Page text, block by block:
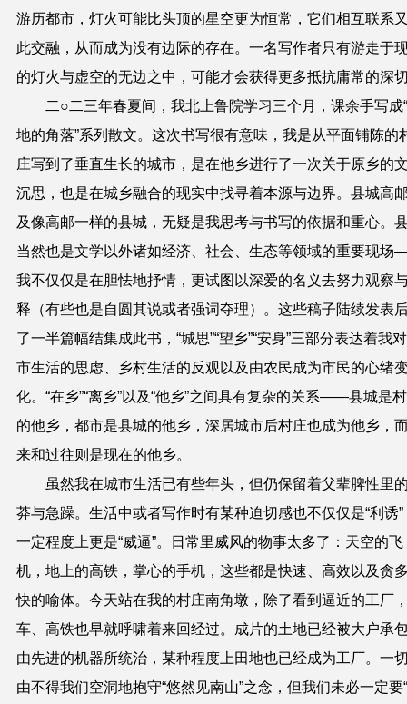
游历都市，灯火可能比头顶的星空更为恒常，它们相互联系
此交融，从而成为没有边际的存在。 一名写作者只有游走于
的灯火与虚空的无边之中，可能才会获得更多抵抗庸常的深
二○二三年春夏间，我北上鲁院学习三个月，课余手写成
地的角落”系列散文。 这次书写很有意味，我是从平面铺陈的
庄写到了垂直生长的城市，是在他乡进行了一次关于原乡的
沉思，也是在城乡融合的现实中找寻着本源与边界。 县城高
及像高邮一样的县城，无疑是我思考与书写的依据和重心。
当然也是文学以外诸如经济、社会、生态等领域的重要现
我不仅仅是在胆怯地抒情，更试图以深爱的名义去努力观察
释（有些也是自圆其说或者强词夺理）。 这些稿子陆续发表
了一半篇幅结集成此书，“城思”“望乡”“安身”三部分表达着我
市生活的思虑、乡村生活的反观以及由农民成为市民的心绪
化。“在乡”“离乡”以及“他乡”之间具有复杂的关系——县城是
的他乡，都市是县城的他乡，深居城市后村庄也成为他乡，
来和过往则是现在的他乡。
虽然我在城市生活已有些年头，但仍保留着父辈脾性里
莽与急躁。生活中或者写作时有某种迫切感也不仅仅是“利诱”
一定程度上更是“威逼”。
日常里威风的物事太多了：天空的飞
机，地上的高铁，掌心的手机，这些都是快速、高效以及贪
快的喻体。今天站在我的村庄南角墩，除了看到逼近的工厂
车、高铁也早就呼啸着来回经过。成片的土地已经被大户承
由先进的机器所统治，某种程度上田地也已经成为工厂。 一
由不得我们空洞地抱守“悠然见南山”之念，但我们未必一定要